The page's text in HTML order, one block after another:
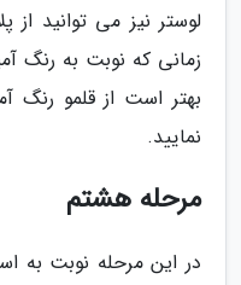
لوستر نیز می توانید از
زمانی که نوبت به رنگ
بهتر است از قلمو رنگ
نمایید.
مرحله هشتم
در این مرحله نوبت به